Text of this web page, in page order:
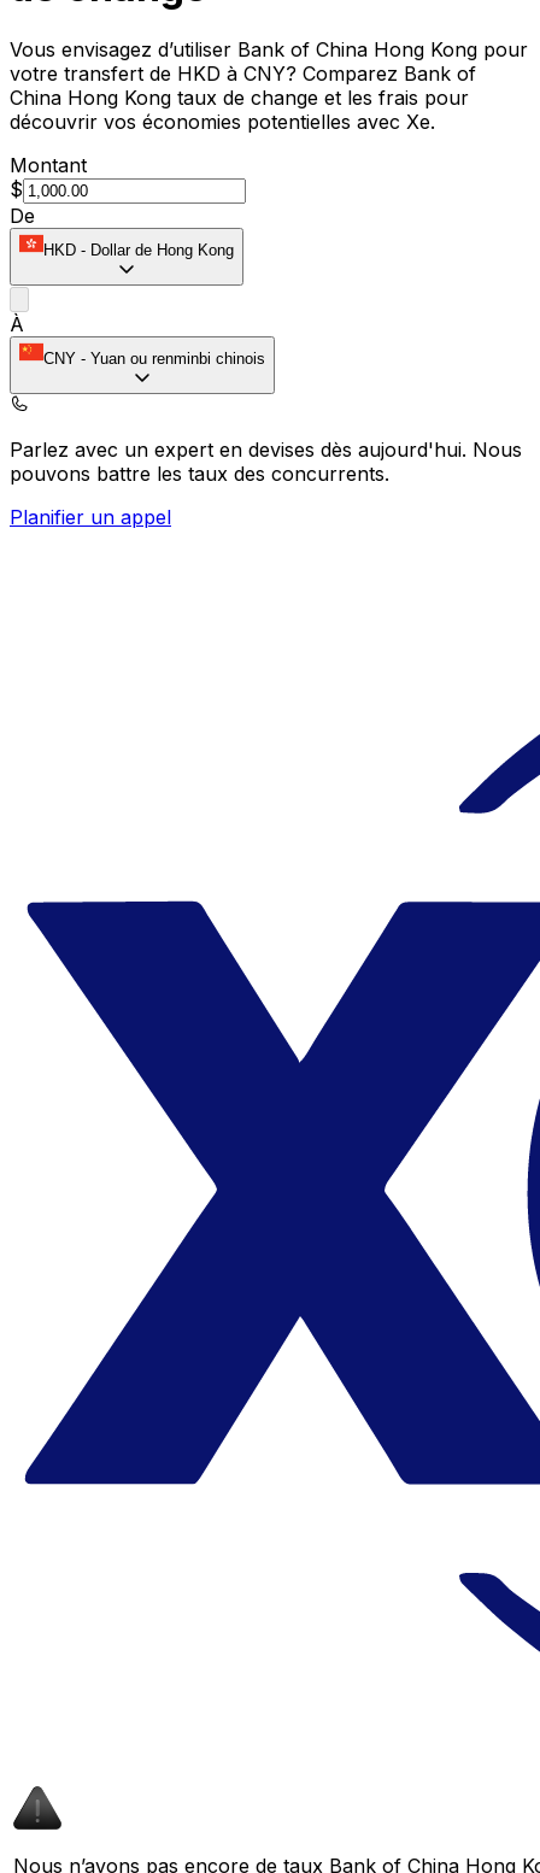
Vous envisagez d’utiliser Bank of China Hong Kong pour
votre transfert de HKD à CNY? Comparez Bank of
China Hong Kong taux de change et les frais pour
découvrir vos économies potentielles avec Xe.
Montant
$
De
HKD - Dollar de Hong Kong
À
CNY - Yuan ou renminbi chinois
Parlez avec un expert en devises dès aujourd'hui. Nous
pouvons battre les taux des concurrents.
Planifier un appel
Nous n’avons pas encore de taux Bank of China Hong